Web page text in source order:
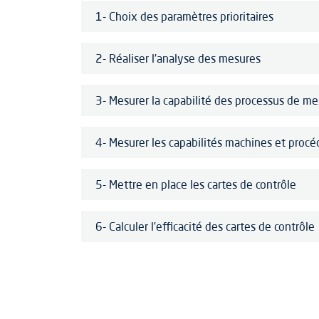
1- Choix des paramètres prioritaires
2- Réaliser l’analyse des mesures
3- Mesurer la capabilité des processus de
4- Mesurer les capabilités machines et
5- Mettre en place les cartes de contrôle
6- Calculer l’efficacité des cartes de contrôle